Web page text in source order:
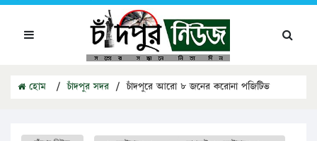
হোম / চাঁদপুর সদর / চাঁদপুরে আরো ৮ জনের করোনা পজিটিভ